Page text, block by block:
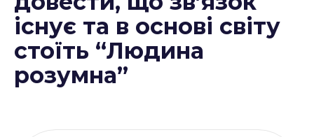
існує та в основі світу
стоїть “Людина
розумна”